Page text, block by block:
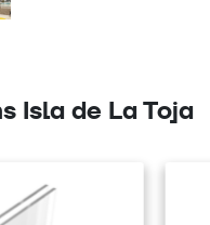
Isla de La Toja